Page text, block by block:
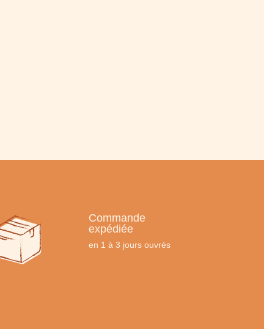
Commande
expédiée
en 1 à 3 jours ouvrés